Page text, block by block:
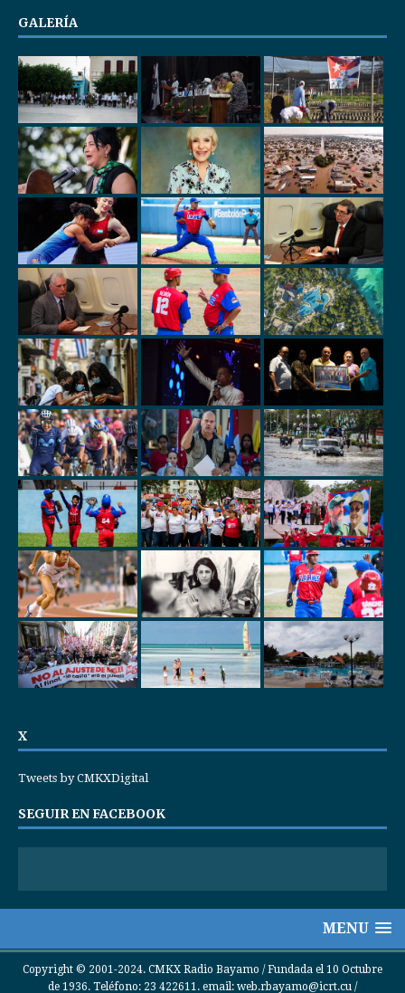
GALERÍA
X
Tweets by CMKXDigital
SEGUIR EN FACEBOOK
MENU
Copyright © 2001-2024. CMKX Radio Bayamo / Fundada el 10 Octubre
de 1936. Teléfono: 23 422611. email: web.rbayamo@icrt.cu /